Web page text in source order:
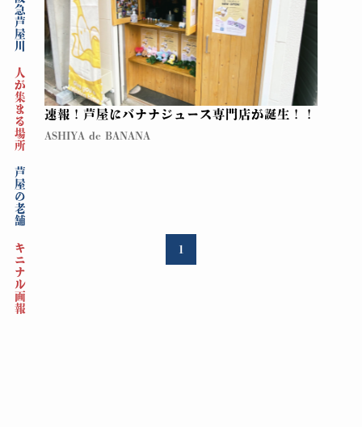
阪急芦屋川
人が集まる場所
芦屋の老舗
キニナル画報
速報！芦屋にバナナジュース専門店が誕生！！
ASHIYA de BANANA
1